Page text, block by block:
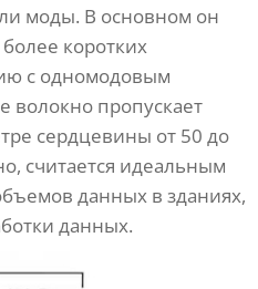
моды. В основном он
коротких
с одномодовым
волокно пропускает
сердцевины от 50 до
считается идеальным
данных в зданиях,
данных.